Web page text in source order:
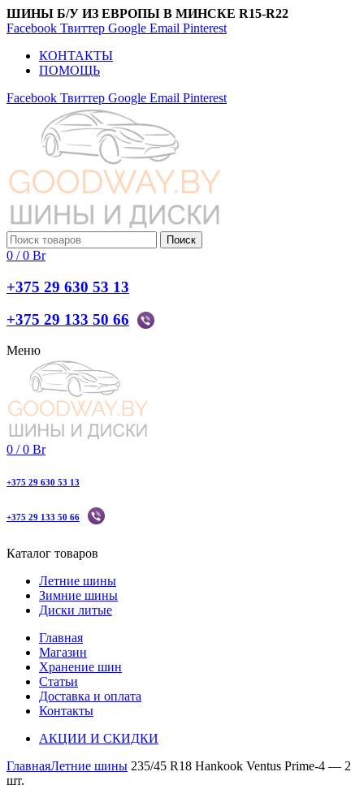
ШИНЫ Б/У ИЗ ЕВРОПЫ В МИНСКЕ R15-R22
Facebook Твиттер Google Email Pinterest
КОНТАКТЫ
ПОМОЩЬ
Facebook Твиттер Google Email Pinterest
Поиск
0 / 0 Br
+375 29 630 53 13
+375 29 133 50 66
Меню
0 / 0 Br
+375 29 630 53 13
+375 29 133 50 66
Каталог товаров
Летние шины
Зимние шины
Диски литые
Главная
Магазин
Хранение шин
Статьи
Доставка и оплата
Контакты
АКЦИИ И СКИДКИ
ГлавнаяЛетние шины 235/45 R18 Hankook Ventus Prime-4 — 2
шт.